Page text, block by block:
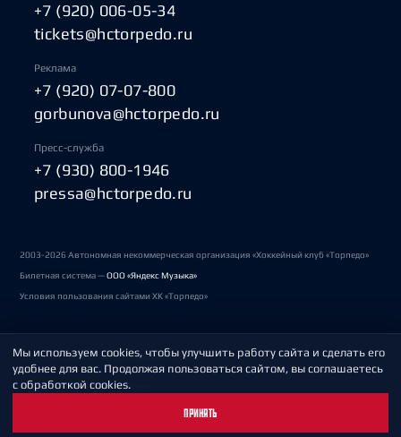
+7 (920) 006-05-34
tickets@hctorpedo.ru
Реклама
+7 (920) 07-07-800
gorbunova@hctorpedo.ru
Пресс-служба
+7 (930) 800-1946
pressa@hctorpedo.ru
2003-2026 Автономная некоммерческая организация «Хоккейный клуб «Торпедо»
Билетная система —ООО «Яндекс Музыка»
Условия пользования сайтами ХК «Торпедо»
Политика обработки персональных данных
Пользовательское соглашение
Мы используем cookies, чтобы улучшить работу сайта и сделать его
удобнее для вас. Продолжая пользоваться сайтом, вы соглашаетесь
с обработкой cookies.
ПРИНЯТЬ